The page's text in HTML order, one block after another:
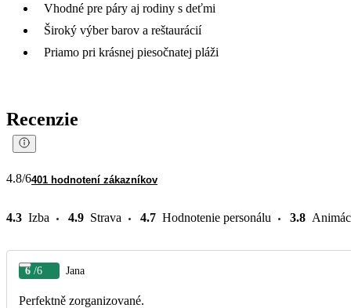
Vhodné pre páry aj rodiny s deťmi
Široký výber barov a reštaurácií
Priamo pri krásnej piesočnatej pláži
Recenzie
4.8/6401 hodnotení zákazníkov
4.3 Izba 4.9 Strava 4.7 Hodnotenie personálu 3.8
6 /6 Jana
Perfektně zorganizované.